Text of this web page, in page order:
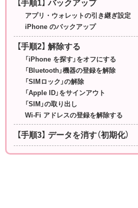
【手順1】 バックアップ
アプリ・ウォレットの引き継ぎ設定
iPhone のバックアップ
【手順2】 解除する
「iPhone を探す」をオフにする
「Bluetooth」機器の登録を解除
「SIMロック」の解除
「Apple ID」をサインアウト
「SIM」の取り出し
Wi-Fi アドレスの登録を解除する
【手順3】 データを消す（初期化）